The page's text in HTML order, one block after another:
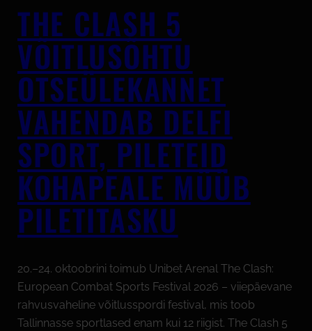
THE CLASH 5
VÕITLUSÕHTU
OTSEÜLEKANNET
VAHENDAB DELFI
SPORT, PILETEID
KOHAPEALE MÜÜB
PILETITASKU
20.–24. oktoobrini toimub Unibet Arenal The Clash:
European Combat Sports Festival 2026 – viiepäevane
rahvusvaheline võitlusspordi festival, mis toob
Tallinnasse sportlased enam kui 12 riigist. The Clash 5